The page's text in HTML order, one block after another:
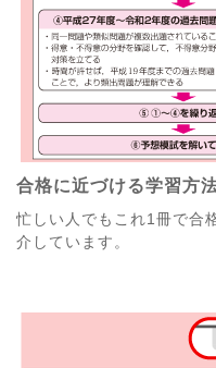
合格に近づける学習方
忙しい人でもこれ1冊で合
介しています。